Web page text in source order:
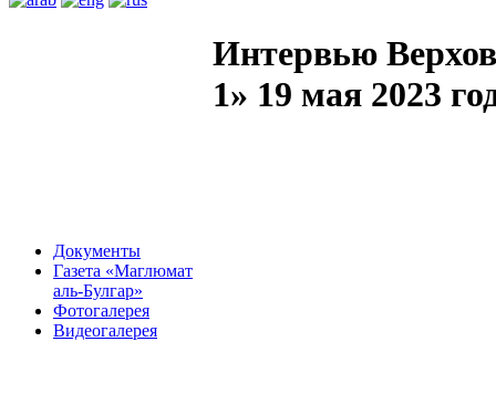
Документы
Газета «Маглюмат
аль-Булгар»
Фотогалерея
Видеогалерея
Интервью
1» 19 мая 2023